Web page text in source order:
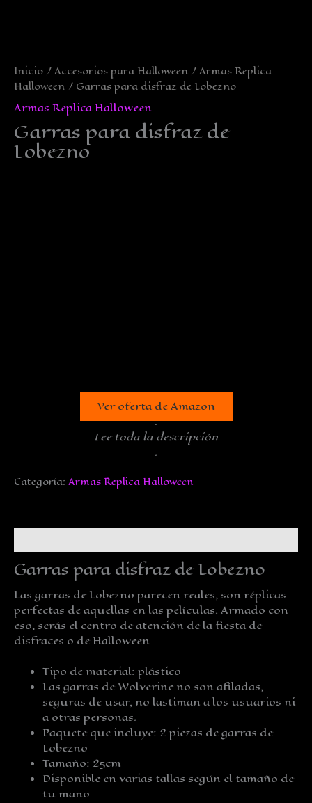
Inicio /Accesorios para Halloween /Armas Replica
Halloween / Garras para disfraz de Lobezno
Armas Replica Halloween
Garras para disfraz de
Lobezno
Ver oferta de Amazon
.
Lee toda la descripción
.
Categoría: Armas Replica Halloween
Garras para disfraz de Lobezno
Las garras de Lobezno parecen reales, son réplicas
perfectas de aquellas en las películas. Armado con
eso, serás el centro de atención de la fiesta de
disfraces o de Halloween
Tipo de material: plástico
Las garras de Wolverine no son afiladas,
seguras de usar, no lastiman a los usuarios ni
a otras personas.
Paquete que incluye: 2 piezas de garras de
Lobezno
Tamaño: 25cm
Disponible en varias tallas según el tamaño de
tu mano